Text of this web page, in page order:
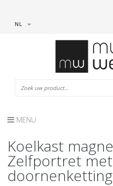
NL
MENU
Koelkast
Zelfportret met